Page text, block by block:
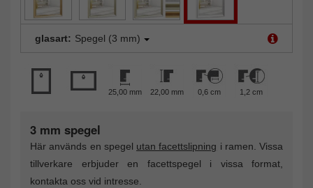
glasart: Spegel (3 mm)
25,00 mm 22,00 mm 0,6 cm 1,2 cm
3 mm spegel
Här används en spegel utan facettslipning i ramen. Vissa
tillverkare erbjuder en facettspegel i vissa format,
kontakta oss vid intresse.